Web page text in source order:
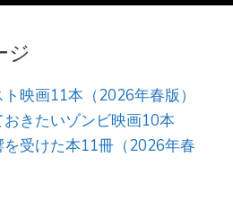
ジ
映画11本（2026年春版）
きたいゾンビ映画10本
受けた本11冊（2026年春